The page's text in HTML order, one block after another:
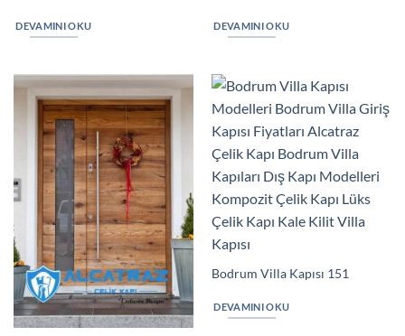
DEVAMINI OKU DEVAMINI OKU
Bodrum Villa Kapısı 151
DEVAMINI OKU